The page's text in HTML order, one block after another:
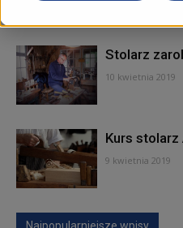
Stolarz
10 kwietnia 2019
Kurs stolarz
9 kwietnia 2019